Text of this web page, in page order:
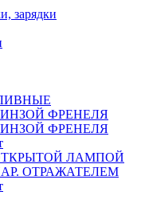
зарядки
ФРЕНЕЛЯ
ФРЕНЕЛЯ
ЛАМПОЙ
ОТРАЖАТЕЛЕМ